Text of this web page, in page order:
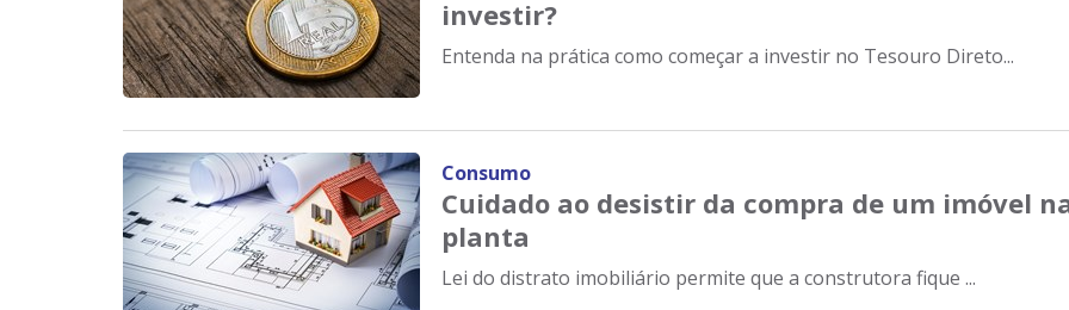
investir?
Entenda na prática como começar a investir no Tesouro Direto...
Consumo
Cuidado ao desistir da compra de um imóvel
planta
Lei do distrato imobiliário permite que a construtora fique ...